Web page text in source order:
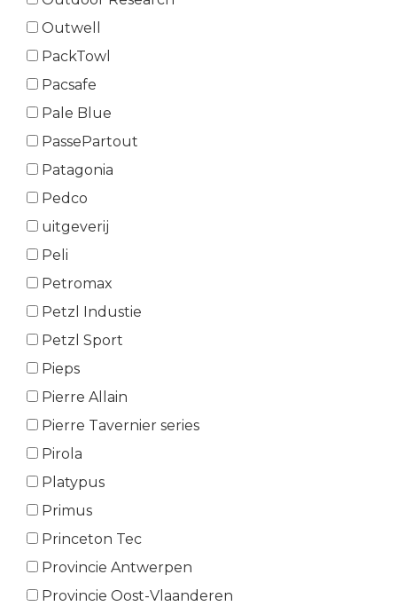
Outwell
PackTowl
Pacsafe
Pale Blue
PassePartout
Patagonia
Pedco
uitgeverij
Peli
Petromax
Petzl Industie
Petzl Sport
Pieps
Pierre Allain
Pierre Tavernier series
Pirola
Platypus
Primus
Princeton Tec
Provincie Antwerpen
Provincie Oost-Vlaanderen